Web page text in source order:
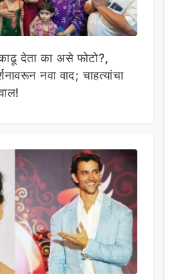
काढू देता का असे फोटो?,
नवा वाद; चाहत्यांचा